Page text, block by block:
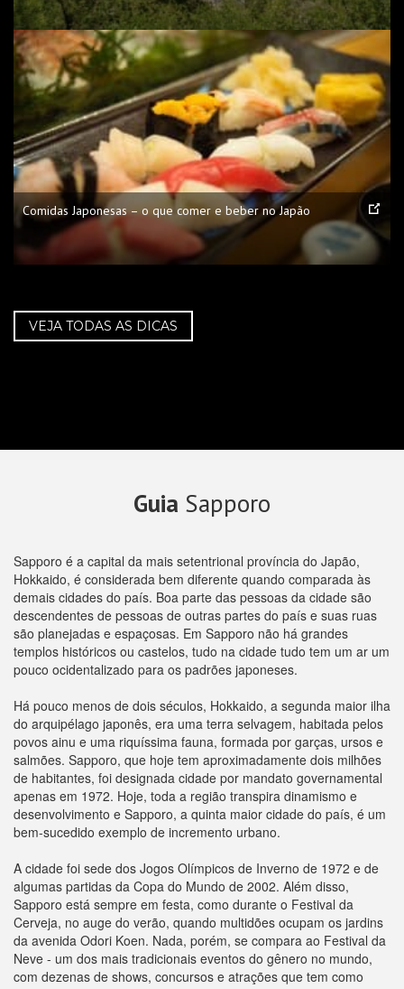
Comidas Japonesas – o que comer e beber no Japão
VEJA TODAS AS DICAS
Guia Sapporo
Sapporo é a capital da mais setentrional província do Japão,
Hokkaido, é considerada bem diferente quando comparada às
demais cidades do país. Boa parte das pessoas da cidade são
descendentes de pessoas de outras partes do país e suas ruas
são planejadas e espaçosas. Em Sapporo não há grandes
templos históricos ou castelos, tudo na cidade tudo tem um ar um
pouco ocidentalizado para os padrões japoneses.
Há pouco menos de dois séculos, Hokkaido, a segunda maior ilha
do arquipélago japonês, era uma terra selvagem, habitada pelos
povos ainu e uma riquíssima fauna, formada por garças, ursos e
salmões. Sapporo, que hoje tem aproximadamente dois milhões
de habitantes, foi designada cidade por mandato governamental
apenas em 1972. Hoje, toda a região transpira dinamismo e
desenvolvimento e Sapporo, a quinta maior cidade do país, é um
bem-sucedido exemplo de incremento urbano.
A cidade foi sede dos Jogos Olímpicos de Inverno de 1972 e de
algumas partidas da Copa do Mundo de 2002. Além disso,
Sapporo está sempre em festa, como durante o Festival da
Cerveja, no auge do verão, quando multidões ocupam os jardins
da avenida Odori Koen. Nada, porém, se compara ao Festival da
Neve - um dos mais tradicionais eventos do gênero no mundo,
com dezenas de shows, concursos e atrações que tem como